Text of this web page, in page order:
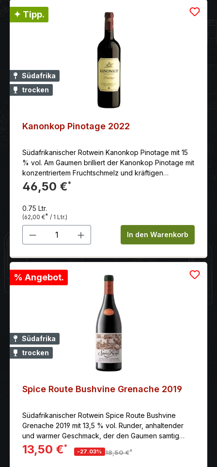
✦ Tipp.
Südafrika
trocken
Kanonkop Pinotage 2022
Südafrikanischer Rotwein Kanonkop Pinotage mit 15
% vol. Am Gaumen brilliert der Kanonkop Pinotage mit
konzentriertem Fruchtschmelz und kräftigen
Tanninen.
46,50 €*
0.75 Ltr.
(62,00 €* / 1 Ltr.)
Produkt Anzahl: Gib denIn den Warenkorb
% Angebot.
Südafrika
trocken
Spice Route Bushvine Grenache 2019
Südafrikanischer Rotwein Spice Route Bushvine
Grenache 2019 mit 13,5 % vol. Runder, anhaltender
und warmer Geschmack, der den Gaumen samtig
umhüllt.
13,50 €*
-27.03% 18,50 €*